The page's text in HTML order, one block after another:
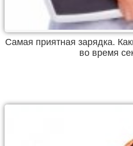
Самая приятная зарядка.
во время